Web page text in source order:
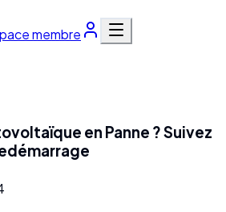
membre
en Panne ? Suivez